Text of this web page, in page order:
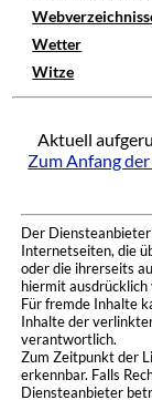
Wetter
Witze
Aktuell
Zum Anfang
Der
Internetseiten, die
oder die ihrerseits
hiermit
Für fremde Inhalte
Inhalte der
verantwortlich.
Zum Zeitpunkt der
erkennbar. Falls
Diensteanbieter